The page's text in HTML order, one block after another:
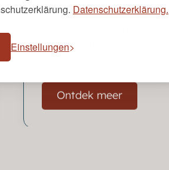
Datenschutzerklärung.
Einstellungen
Voor een gezonde
de werkvloer
Ontdek meer